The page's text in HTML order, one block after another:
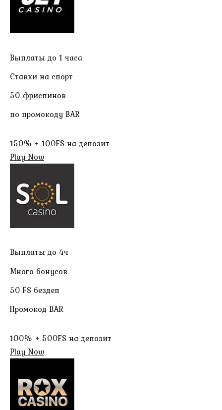
Выплаты до 1 часа
Ставки на спорт
50 фриспинов
по промокоду BAR
150% + 100FS на депозит
Play Now
Выплаты до 4ч
Много бонусов
50 FS бездеп
Промокод BAR
100% + 500FS на депозит
Play Now